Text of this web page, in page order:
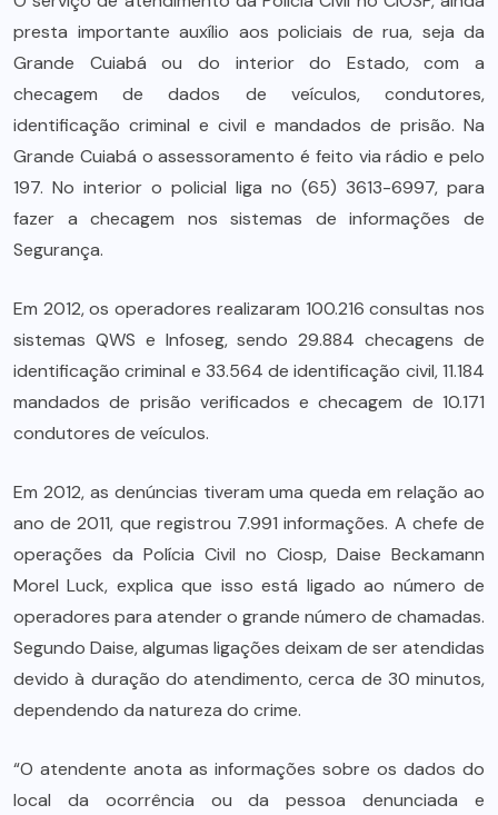
presta importante auxílio aos policiais de rua, seja da
Grande Cuiabá ou do interior do Estado, com a
checagem de dados de veículos, condutores,
identificação criminal e civil e mandados de prisão. Na
Grande Cuiabá o assessoramento é feito via rádio e pelo
197. No interior o policial liga no (65) 3613-6997, para
fazer a checagem nos sistemas de informações de
Segurança.
Em 2012, os operadores realizaram 100.216 consultas nos
sistemas QWS e Infoseg, sendo 29.884 checagens de
identificação criminal e 33.564 de identificação civil, 11.184
mandados de prisão verificados e checagem de 10.171
condutores de veículos.
Em 2012, as denúncias tiveram uma queda em relação ao
ano de 2011, que registrou 7.991 informações. A chefe de
operações da Polícia Civil no Ciosp, Daise Beckamann
Morel Luck, explica que isso está ligado ao número de
operadores para atender o grande número de chamadas.
Segundo Daise, algumas ligações deixam de ser atendidas
devido à duração do atendimento, cerca de 30 minutos,
dependendo da natureza do crime.
“O atendente anota as informações sobre os dados do
local da ocorrência ou da pessoa denunciada e